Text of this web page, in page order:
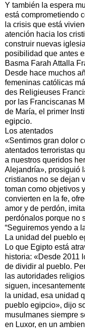
Y también la espera
está comprometiendo
la crisis que está
atención hacia los
construir nuevas
posibilidad que antes
Basma Farah Attalla
Desde hace muchos
femeninas católicas
des Religieuses
por las Franciscanas
de María, el primer
egipcio.
Los atentados
«Sentimos gran dolor
atentados terroristas
a nuestros queridos
Alejandría», prosiguió
cristianos no se dejan
toman como objetivos
convierten en la fe,
amor y de perdón,
perdónalos porque no
“Seguiremos yendo a
La unidad del pueblo
Lo que Egipto está
historia: «Desde 2011
de dividir al pueblo.
las autoridades
siguen,
la unidad, esa unidad
pueblo egipcio», dijo
musulmanes siempre
en Luxor, en un